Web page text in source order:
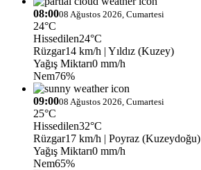
08:0008 Ağustos 2026, Cumartesi
24°C
Hissedilen24°C
Rüzgar14 km/h | Yıldız (Kuzey)
Yağış Miktarı0 mm/h
Nem76%
09:0008 Ağustos 2026, Cumartesi
25°C
Hissedilen32°C
Rüzgar17 km/h | Poyraz (Kuzeydoğu)
Yağış Miktarı0 mm/h
Nem65%